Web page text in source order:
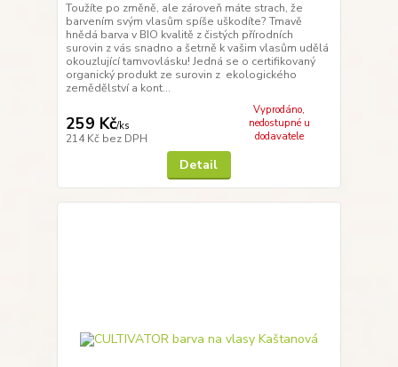
Toužíte po změně, ale zároveň máte strach, že
barvením svým vlasům spíše uškodíte? Tmavě
hnědá barva v BIO kvalitě z čistých přírodních
surovin z vás snadno a šetrně k vašim vlasům udělá
okouzlující tamvovlásku! Jedná se o certifikovaný
organický produkt ze surovin z ekologického
zemědělství a kont...
259 Kč/ks
214 Kč bez DPH
Vyprodáno,
nedostupné u
dodavatele
Detail